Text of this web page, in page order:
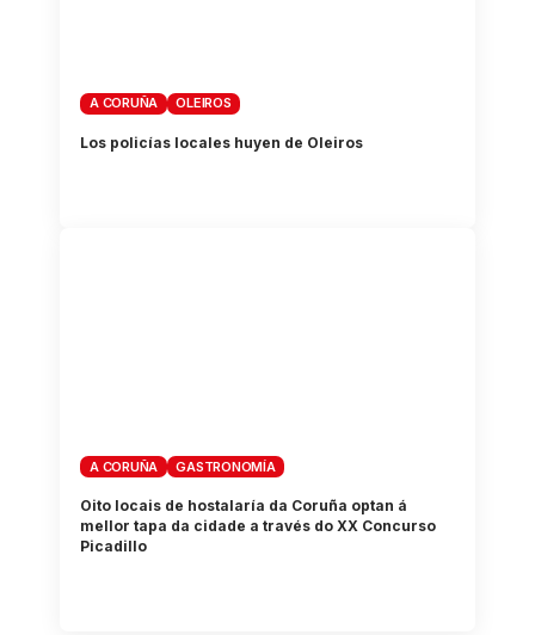
A CORUÑA OLEIROS
Los policías locales huyen de Oleiros
A CORUÑA GASTRONOMÍA
Oito locais de hostalaría da Coruña optan á
mellor tapa da cidade a través do XX Concurso
Picadillo